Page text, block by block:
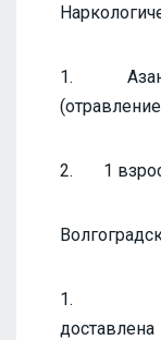
1. Азанов
2. 1
1. В